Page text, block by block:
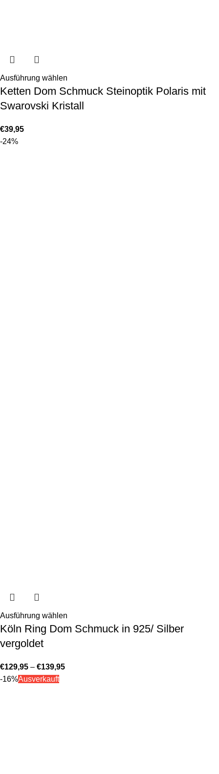
Ausführung wählen
Ketten Dom Schmuck Steinoptik Polaris mit
Swarovski Kristall
€39,95
-24%
Ausführung wählen
Köln Ring Dom Schmuck in 925/ Silber
vergoldet
€129,95 – €139,95
-16%Ausverkauft